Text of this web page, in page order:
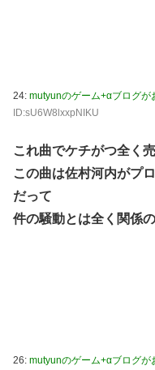
24: mutyunのゲーム+αブログが
ID:sU6W8lxxpNIKU
これ曲でケチがつ全く
この曲は佐村河内がプ
だって
件の騒動とは全く関係
26: mutyunのゲーム+αブログが